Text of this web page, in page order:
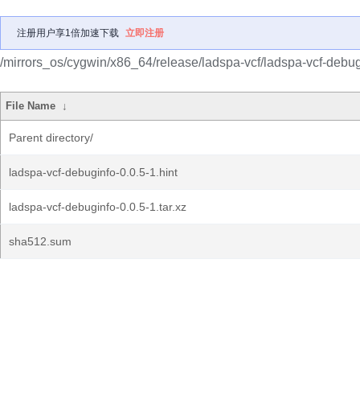
注册用户享1倍加速下载 立即注册
/mirrors_os/cygwin/x86_64/release/ladspa-vcf/ladspa-vcf-
File Name ↓
Parent directory/
ladspa-vcf-debuginfo-0.0.5-1.hint
ladspa-vcf-debuginfo-0.0.5-1.tar.xz
sha512.sum